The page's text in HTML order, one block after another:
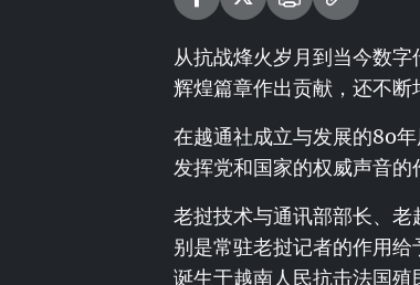
从抗战烽火岁月到当今数
辉煌篇章作出贡献，还不断
在越通社成立与发展的80
发挥党和国家的权威声音的
老挝技术与通讯部部长、老
别是常驻老挝记者的作用给
诞生于越南人民抗击法国殖